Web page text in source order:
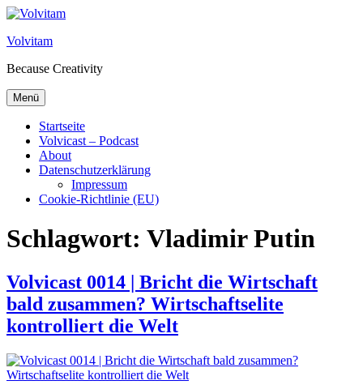
Zum Inhalt springen
Volvitam
Because Creativity
Menü
Startseite
Volvicast – Podcast
About
Datenschutzerklärung
Impressum
Cookie-Richtlinie (EU)
Schlagwort: Vladimir Putin
Volvicast 0014 | Bricht die Wirtschaft
bald zusammen? Wirtschaftselite
kontrolliert die Welt